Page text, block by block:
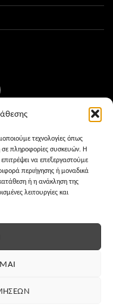
τεχνολογίες όπως
πληροφορίες συσκευών. Η
να επεξεργαστούμε
περιήγησης ή μοναδικά
ή η ανάκληση της
λειτουργίες και